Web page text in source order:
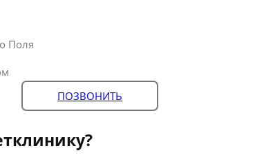
Поля
ПОЗВОНИТЬ